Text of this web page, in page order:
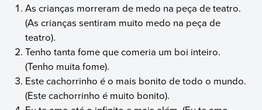
As crianças morreram de medo na peça de teatro.
(As crianças sentiram muito medo na peça de
teatro).
Tenho tanta fome que comeria um boi inteiro.
(Tenho muita fome).
Este cachorrinho é o mais bonito de todo o mundo.
(Este cachorrinho é muito bonito).